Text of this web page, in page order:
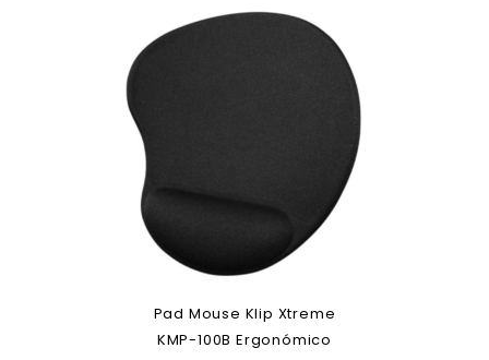
Pad Mouse Klip Xtreme
KMP-100B Ergonómico